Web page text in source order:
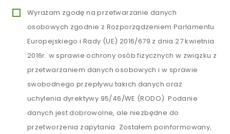
Wyrażam zgodę na przetwarzanie danych
osobowych zgodnie z Rozporządzeniem Parlamentu
Europejskiego i Rady (UE) 2016/679 z dnia 27 kwietnia
2016r. w sprawie ochrony osób fizycznych w związku z
przetwarzaniem danych osobowych i w sprawie
swobodnego przepływu takich danych oraz
uchylenia dyrektywy 95/46/WE (RODO). Podanie
danych jest dobrowolne, ale niezbędne do
przetworzenia zapytania. Zostałem poinformowany,